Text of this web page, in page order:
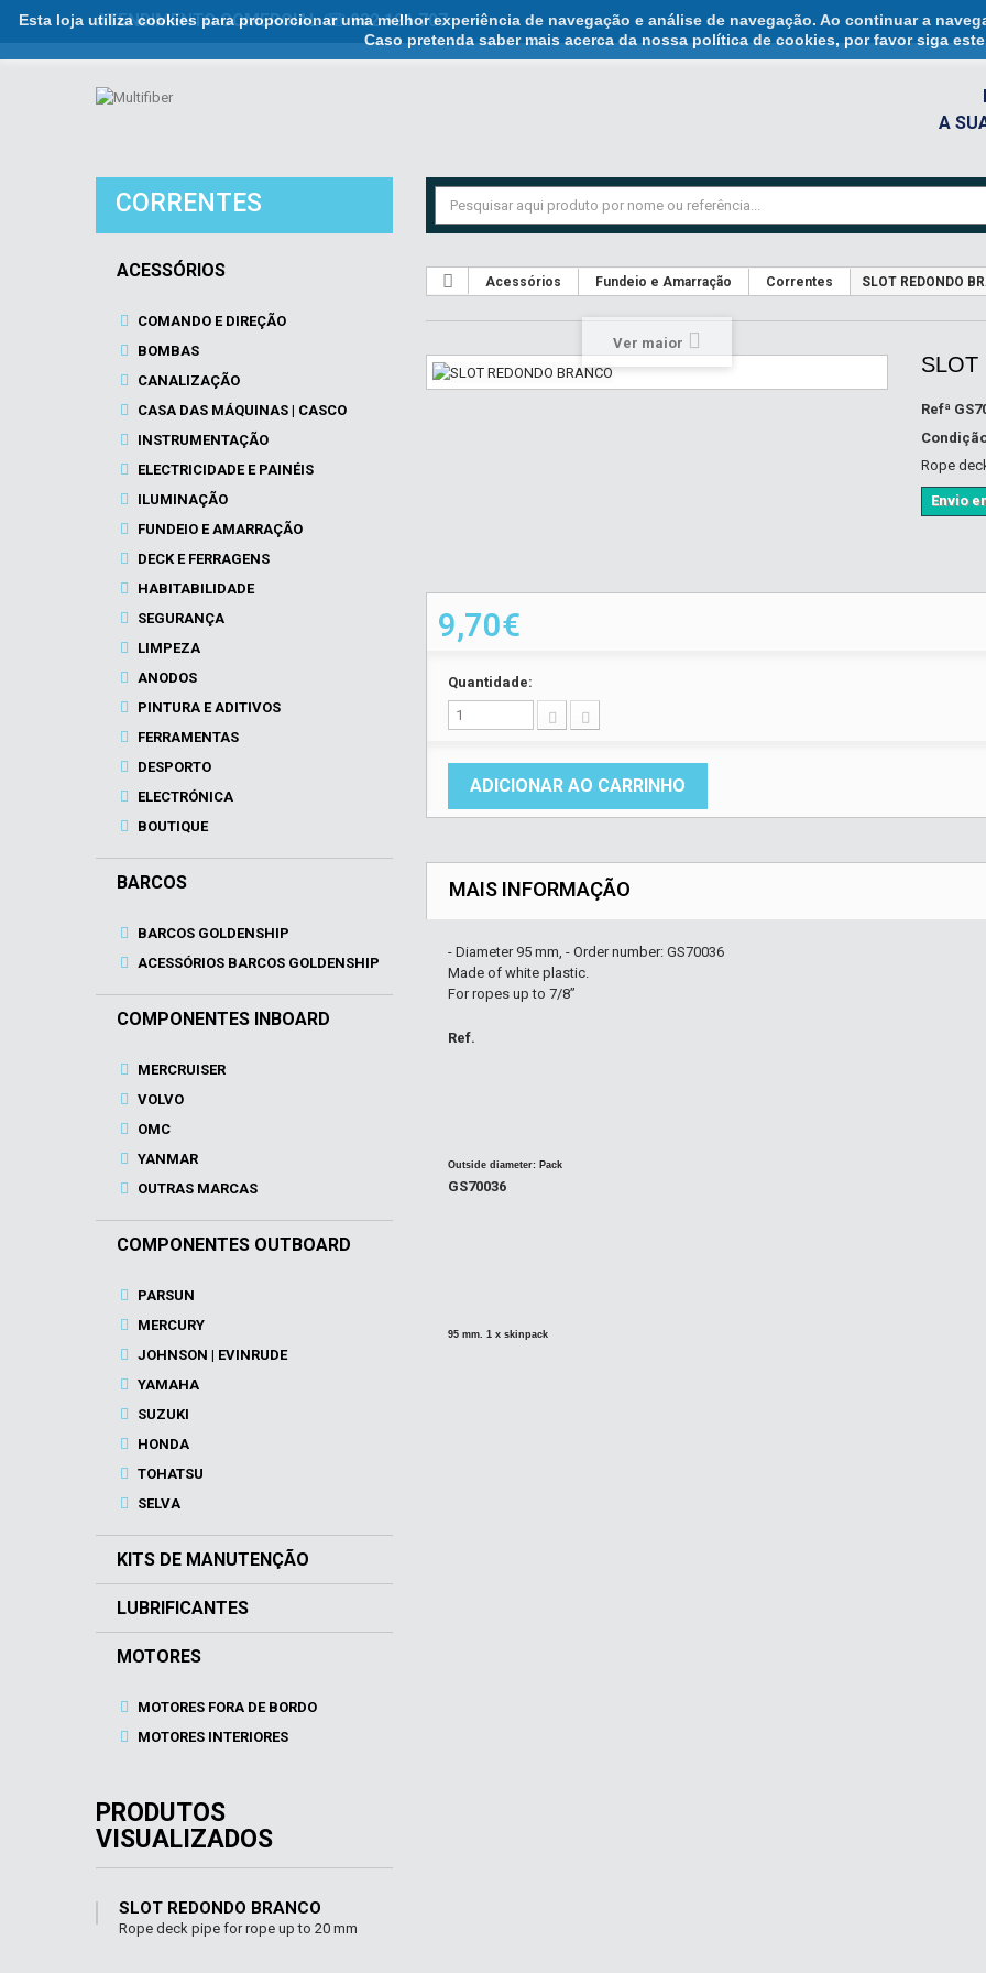
Esta loja utiliza cookies para proporcionar uma melhor experiência de navegação e análise de navegação. Ao continuar a
Caso pretenda saber mais acerca da nossa política de cookies, por favor siga este
ATENDIMENTO COMERCIAL ☏ 932 121 707
A
CORRENTES
ACESSÓRIOS
COMANDO E DIREÇÃO
BOMBAS
CANALIZAÇÃO
CASA DAS MÁQUINAS | CASCO
INSTRUMENTAÇÃO
ELECTRICIDADE E PAINÉIS
ILUMINAÇÃO
FUNDEIO E AMARRAÇÃO
DECK E FERRAGENS
HABITABILIDADE
SEGURANÇA
LIMPEZA
ANODOS
PINTURA E ADITIVOS
FERRAMENTAS
DESPORTO
ELECTRÓNICA
BOUTIQUE
BARCOS
BARCOS GOLDENSHIP
ACESSÓRIOS BARCOS GOLDENSHIP
COMPONENTES INBOARD
MERCRUISER
VOLVO
OMC
YANMAR
OUTRAS MARCAS
COMPONENTES OUTBOARD
PARSUN
MERCURY
JOHNSON | EVINRUDE
YAMAHA
SUZUKI
HONDA
TOHATSU
SELVA
KITS DE MANUTENÇÃO
LUBRIFICANTES
MOTORES
MOTORES FORA DE BORDO
MOTORES INTERIORES
PRODUTOS
VISUALIZADOS
SLOT REDONDO BRANCO
Rope deck pipe for rope up to 20 mm
Acessórios Fundeio e Amarração Correntes SLOT REDONDO
Ver maior
SLOT
Refª
Rope
Envio
9,70€
Quantidade:
ADICIONAR AO CARRINHO
MAIS INFORMAÇÃO
- Diameter 95 mm, - Order number: GS70036
Made of white plastic.
For ropes up to 7/8’’
Ref.
Outside diameter: Pack
GS70036
95 mm. 1 x skinpack